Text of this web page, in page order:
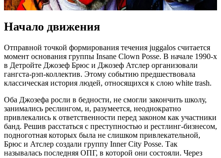
Начало движения
Отправной точкой формирования течения juggalos считается
момент основания группы Insane Clown Posse. В начале 1990-х
в Детройте Джозеф Брюс и Джозеф Атслер организовали
гангста-рэп-коллектив. Этому событию предшествовала
классическая история людей, относящихся к слою white trash.
Оба Джозефа росли в бедности, не смогли закончить школу,
занимались реслингом, и, разумеется, неоднократно
привлекались к ответственности перед законом как участники
банд. Решив расстаться с преступностью и рестлинг-бизнесом,
подноготная которых была не слишком привлекательной,
Брюс и Атслер создали группу Inner City Posse. Так
называлась последняя ОПГ, в которой они состояли. Через